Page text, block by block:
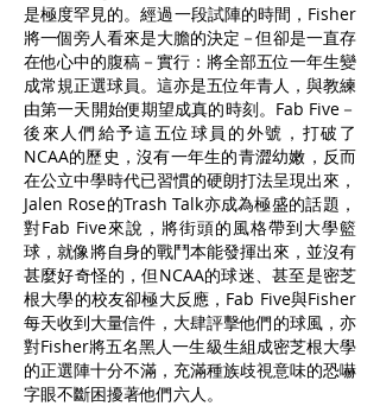
是極度罕見的。經過一段試陣的時間，Fisher
將一個旁人看來是大膽的決定－但卻是一直存
在他心中的腹稿－實行：將全部五位一年生變
成常規正選球員。這亦是五位年青人，與教練
由第一天開始便期望成真的時刻。Fab Five－
後來人們給予這五位球員的外號，打破了
NCAA的歷史，沒有一年生的青澀幼嫩，反而
在公立中學時代已習慣的硬朗打法呈現出來，
Jalen Rose的Trash Talk亦成為極盛的話題，
對Fab Five來說，將街頭的風格帶到大學籃
球，就像將自身的戰鬥本能發揮出來，並沒有
甚麼好奇怪的，但NCAA的球迷、甚至是密芝
根大學的校友卻極大反應，Fab Five與Fisher
每天收到大量信件，大肆評擊他們的球風，亦
對Fisher將五名黑人一生級生組成密芝根大學
的正選陣十分不滿，充滿種族歧視意味的恐嚇
字眼不斷困擾著他們六人。